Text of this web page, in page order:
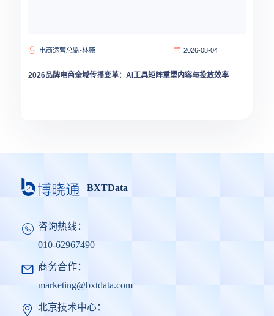
电商运营总监-林薇 2026-08-04
2026品牌电商全域传播变革：AI工具矩阵重塑内容与投放效率
BXTData
咨询热线：
010-62967490
商务合作：
marketing@bxtdata.com
北京技术中心：